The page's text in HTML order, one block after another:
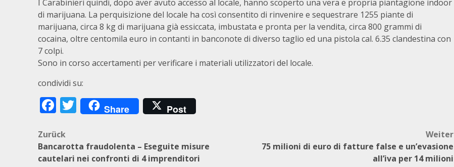
I Carabinieri quindi, dopo aver avuto accesso al locale, hanno scoperto una vera e propria piantagione indoor
di marijuana. La perquisizione del locale ha così consentito di rinvenire e sequestrare 1255 piante di
marijuana, circa 8 kg di marijuana già essiccata, imbustata e pronta per la vendita, circa 800 grammi di
cocaina, oltre centomila euro in contanti in banconote di diverso taglio ed una pistola cal. 6.35 clandestina con
7 colpi.
Sono in corso accertamenti per verificare i materiali utilizzatori del locale.
condividi su:
Facebook
Twitter
Share Post
Beitragsnavigation
Zurück
Bancarotta fraudolenta – Eseguite misure
cautelari nei confronti di 4 imprenditori
Weiter
75 milioni di euro di fatture false e un’evasione
all’iva per 14 milioni